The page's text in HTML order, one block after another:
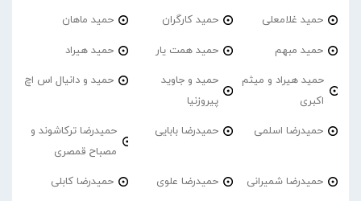
حمید غلامعلی حمید کارگران حمید ماهان
حمید مبهم حمید همت یار حمید هیراد
حمید هیراد و میثم
اکبری
حمید و جاوید
پیروزنیا
حمید و دانیال اس اچ
حمیدرضا اسلمی حمیدرضا بابایی
حمیدرضا ترکاشوند و
مصباح قمصری
حمیدرضا شمیرانی حمیدرضا علوی حمیدرضا کابلی